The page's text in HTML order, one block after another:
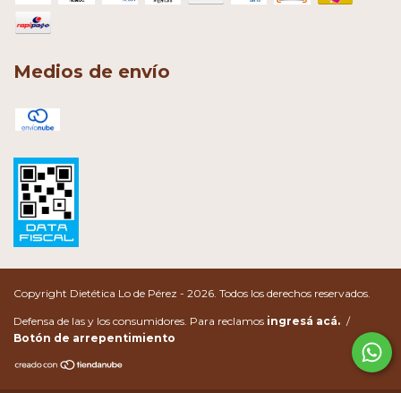
Medios de envío
Copyright Dietética Lo de Pérez - 2026. Todos los derechos reservados.
Defensa de las y los consumidores. Para reclamos ingresá acá. /
Botón de arrepentimiento